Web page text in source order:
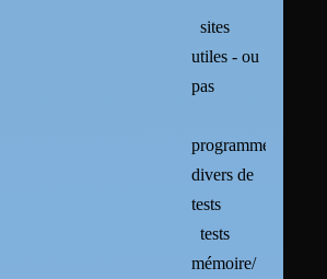
sites
utiles - ou
pas
programmes
divers de
tests
tests
mémoire/